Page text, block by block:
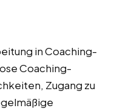
in Coaching-
Coaching-
Zugang zu